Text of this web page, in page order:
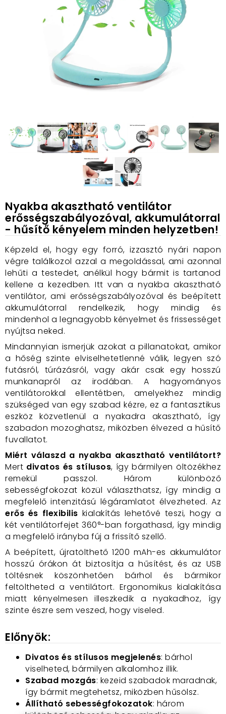
Nyakba akasztható ventilátor
erősségszabályozóval, akkumulátorral
- hűsítő kényelem minden helyzetben!
Képzeld el, hogy egy forró, izzasztó nyári napon
végre találkozol azzal a megoldással, ami azonnal
lehűti a testedet, anélkül hogy bármit is tartanod
kellene a kezedben. Itt van a nyakba akasztható
ventilátor, ami erősségszabályozóval és beépített
akkumulátorral rendelkezik, hogy mindig és
mindenhol a legnagyobb kényelmet és frissességet
nyújtsa neked.
Mindannyian ismerjük azokat a pillanatokat, amikor
a hőség szinte elviselhetetlenné válik, legyen szó
futásról, túrázásról, vagy akár csak egy hosszú
munkanapról az irodában. A hagyományos
ventilátorokkal ellentétben, amelyekhez mindig
szükséged van egy szabad kézre, ez a fantasztikus
eszköz közvetlenül a nyakadra akasztható, így
szabadon mozoghatsz, miközben élvezed a hűsítő
fuvallatot.
Miért válaszd a nyakba akasztható ventilátort?
Mert divatos és stílusos, így bármilyen öltözékhez
remekül passzol. Három különböző
sebességfokozat közül választhatsz, így mindig a
megfelelő intenzitású légáramlatot élvezheted. Az
erős és flexibilis kialakítás lehetővé teszi, hogy a
két ventilátorfejet 360°-ban forgathasd, így mindig
a megfelelő irányba fúj a frissítő szellő.
A beépített, újratölthető 1200 mAh-es akkumulátor
hosszú órákon át biztosítja a hűsítést, és az USB
töltésnek köszönhetően bárhol és bármikor
feltöltheted a ventilátort. Ergonomikus kialakítása
miatt kényelmesen illeszkedik a nyakadhoz, így
szinte észre sem veszed, hogy viseled.
Előnyök:
Divatos és stílusos megjelenés: bárhol
viselheted, bármilyen alkalomhoz illik.
Szabad mozgás: kezeid szabadok maradnak,
így bármit megtehetsz, miközben hűsölsz.
Állítható sebességfokozatok: három